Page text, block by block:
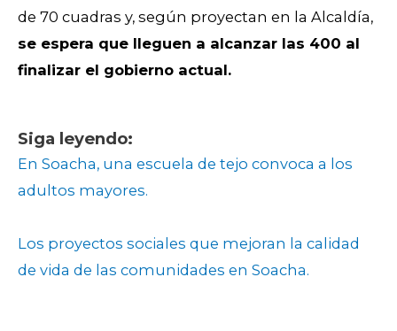
de 70 cuadras y, según proyectan en la Alcaldía,
se espera que lleguen a alcanzar las 400 al
finalizar el gobierno actual.
Siga leyendo:
En Soacha, una escuela de tejo convoca a los
adultos mayores.
Los proyectos sociales que mejoran la calidad
de vida de las comunidades en Soacha.